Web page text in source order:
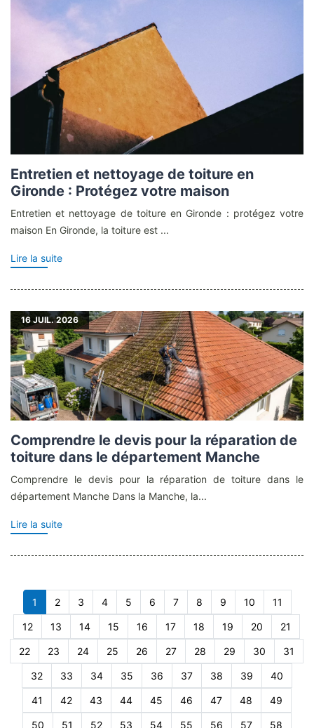
Entretien et nettoyage de toiture en
Gironde : Protégez votre maison
Entretien et nettoyage de toiture en Gironde : protégez votre
maison En Gironde, la toiture est ...
Lire la suite
16JUIL. 2026
Comprendre le devis pour la réparation de
toiture dans le département Manche
Comprendre le devis pour la réparation de toiture dans le
département Manche Dans la Manche, la...
Lire la suite
1 2 3 4 5 6 7 8 9 10 11
12 13 14 15 16 17 18 19 20 21
22 23 24 25 26 27 28 29 30 31
32 33 34 35 36 37 38 39 40
41 42 43 44 45 46 47 48 49
50 51 52 53 54 55 56 57 58